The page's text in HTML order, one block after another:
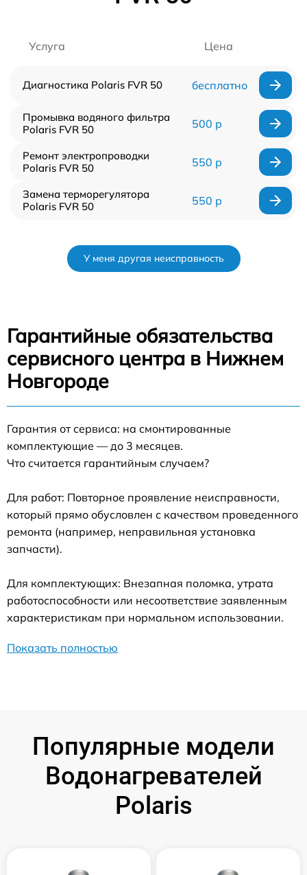
Услуга Цена
Диагностика Polaris FVR 50 бесплатно
Промывка водяного фильтра
Polaris FVR 50
500 р
Ремонт электропроводки
Polaris FVR 50
550 р
Замена терморегулятора
Polaris FVR 50
550 р
У меня другая неисправность
Гарантийные обязательства
сервисного центра в Нижнем
Новгороде
Гарантия от сервиса: на смонтированные
комплектующие — до 3 месяцев.
Что считается гарантийным случаем?
Для работ: Повторное проявление неисправности,
который прямо обусловлен с качеством проведенного
ремонта (например, неправильная установка
запчасти).
Для комплектующих: Внезапная поломка, утрата
работоспособности или несоответствие заявленным
характеристикам при нормальном использовании.
Показать полностью
Популярные модели
Водонагревателей
Polaris